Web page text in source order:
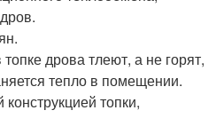
дрова тлеют, а не горят,
тепло в помещении.
топки,